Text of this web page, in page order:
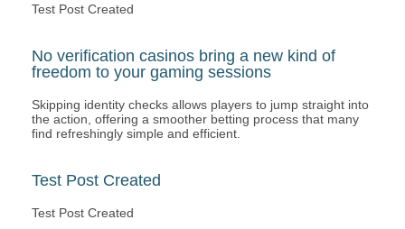
Test Post Created
No verification casinos bring a new kind of
freedom to your gaming sessions
Skipping identity checks allows players to jump straight into
the action, offering a smoother betting process that many
find refreshingly simple and efficient.
Test Post Created
Test Post Created